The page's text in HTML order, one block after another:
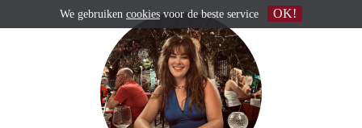
We gebruiken cookiesvoor de beste service OK!